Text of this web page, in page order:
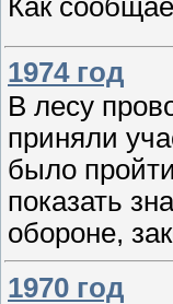
1974 год
В лесу
приняли
было
показать
обороне,
1970 год